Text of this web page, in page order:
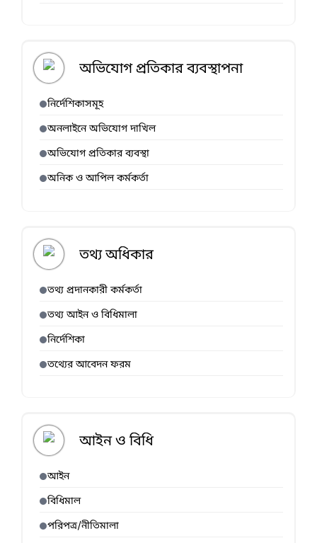
অভিযোগ প্রতিকার ব্যবস্থাপনা
নির্দেশিকাসমূহ
অনলাইনে অভিযোগ দাখিল
অভিযোগ প্রতিকার ব্যবস্থা
অনিক ও আপিল কর্মকর্তা
তথ্য অধিকার
তথ্য প্রদানকারী কর্মকর্তা
তথ্য আইন ও বিধিমালা
নির্দেশিকা
তথ্যের আবেদন ফরম
আইন ও বিধি
আইন
বিধিমাল
পরিপত্র/নীতিমালা